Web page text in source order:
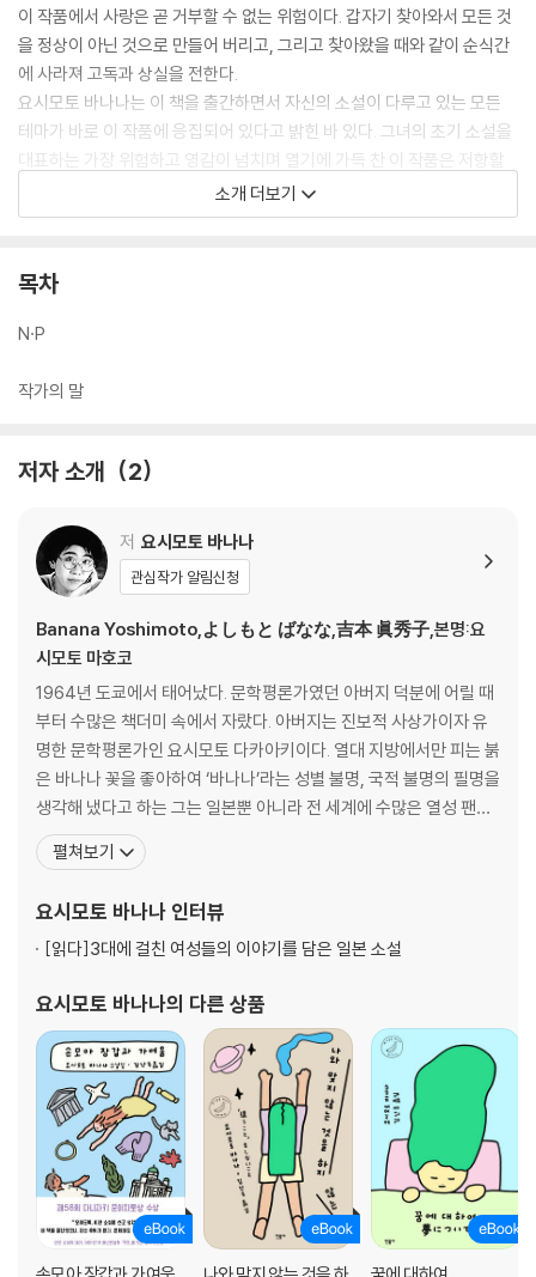
이 작품에서 사랑은 곧 거부할 수 없는 위험이다. 갑자기 찾아와서 모든 것
을 정상이 아닌 것으로 만들어 버리고, 그리고 찾아왔을 때와 같이 순식간
에 사라져 고독과 상실을 전한다.
요시모토 바나나는 이 책을 출간하면서 자신의 소설이 다루고 있는 모든
테마가 바로 이 작품에 응집되어 있다고 밝힌 바 있다. 그녀의 초기 소설을
대표하는 가장 위험하고 영감이 넘치며 열기에 가득 찬 이 작품은 저항할
수 없이 강렬한 이야기의 힘으로, 책장을 연 우리 모두를 사로잡을 것이다.
한국어 판 ⓒ (주)민음사, 2016
소개 더보기
목차
N·P
작가의 말
저자 소개 2
저 요시모토 바나나
관심작가 알림신청
Banana Yoshimoto,よしもと ばなな,吉本 眞秀子,본명:요
시모토 마호코
1964년 도쿄에서 태어났다. 문학평론가였던 아버지 덕분에 어릴 때
부터 수많은 책더미 속에서 자랐다. 아버지는 진보적 사상가이자 유
명한 문학평론가인 요시모토 다카아키이다. 열대 지방에서만 피는 붉
은 바나나 꽃을 좋아하여 ‘바나나’라는 성별 불명, 국적 불명의 필명을
생각해 냈다고 하는 그는 일본뿐 아니라 전 세계에 수많은 열성 팬을
가지고 있다. 1987년 일본대학 예술학부를 졸업하면서 졸업작품으
로 쓴 「달빛 그림자」로 예술학부 부장상을 탔고, 1988년 데뷔작으로
받았다. 1989년 『츠구미』로 제
펼쳐보기
요시모토 바나나 인터뷰
[읽다]3대에 걸친 여성들의 이야기를 담은 일본 소설
요시모토 바나나의 다른 상품